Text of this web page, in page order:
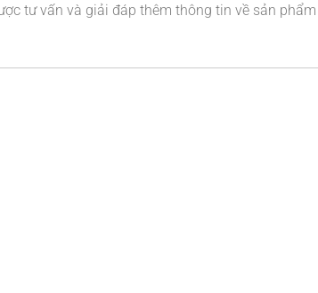
tư vấn và giải đáp thêm thông tin về sản phẩm